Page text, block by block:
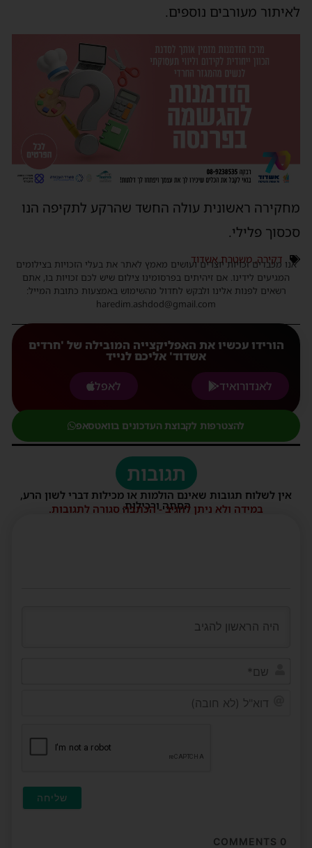
לאיתור מעורבים נוספים.
מחקירה ראשונית עולה החשד שהרקע לתקיפה הנו
סכסוך פלילי.
דקירה,משטרת אשדוד
אנו מכבדים זכויות יוצרים ועושים מאמץ לאתר את בעלי הזכויות בצילומים
המגיעים לידינו. אם זיהיתים בפרסומינו צילום שיש לכם זכויות בו, אתם
רשאים לפנות אלינו ולבקש לחדול מהשימוש באמצעות כתובת המייל:
haredim.ashdod@gmail.com
הורידו עכשיו את האפליקצייה המובילה של 'חרדים
אשדוד' אליכם לנייד
לאנדורואיד
לאפל
להצטרפות לקבוצת העדכונים בוואטסאפ
תגובות
אין לשלוח תגובות שאינם הולמות או מכילות דברי לשון הרע,
הסתה ורכילות.
במידה ולא ניתן להגיב - הכתבה סגורה לתגובות.
0